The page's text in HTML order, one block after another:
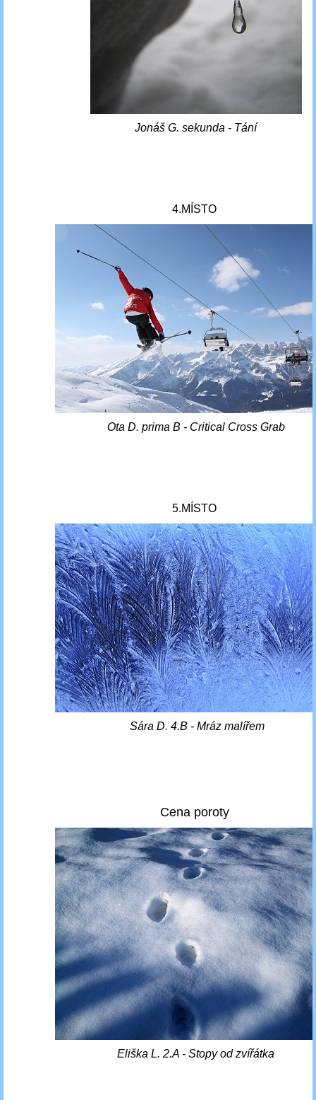
Jonáš G. sekunda - Tání
4.MÍSTO
Ota D. prima B - Critical Cross Grab
5.MÍSTO
Sára D. 4.B - Mráz malířem
Cena poroty
Eliška L. 2.A - Stopy od zvířátka